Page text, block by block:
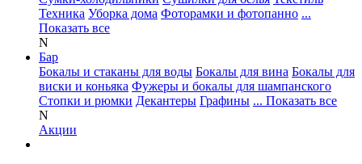
Техника Уборка дома Фоторамки и фотопанно ...
Показать все
N
Бар
Бокалы и стаканы для воды Бокалы для вина Бокалы для
виски и коньяка Фужеры и бокалы для шампанского
Стопки и рюмки Декантеры Графины ... Показать все
N
Акции